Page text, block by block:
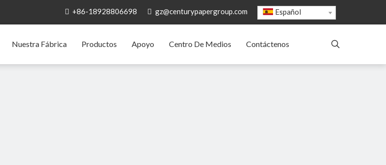
 +86-18928806698  gz@centurypapergroup.com Español
Nuestra Fábrica Productos Apoyo Centro De Medios Contáctenos